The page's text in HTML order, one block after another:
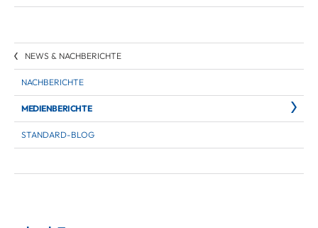
NEWS & NACHBERICHTE
NACHBERICHTE
MEDIENBERICHTE
STANDARD-BLOG